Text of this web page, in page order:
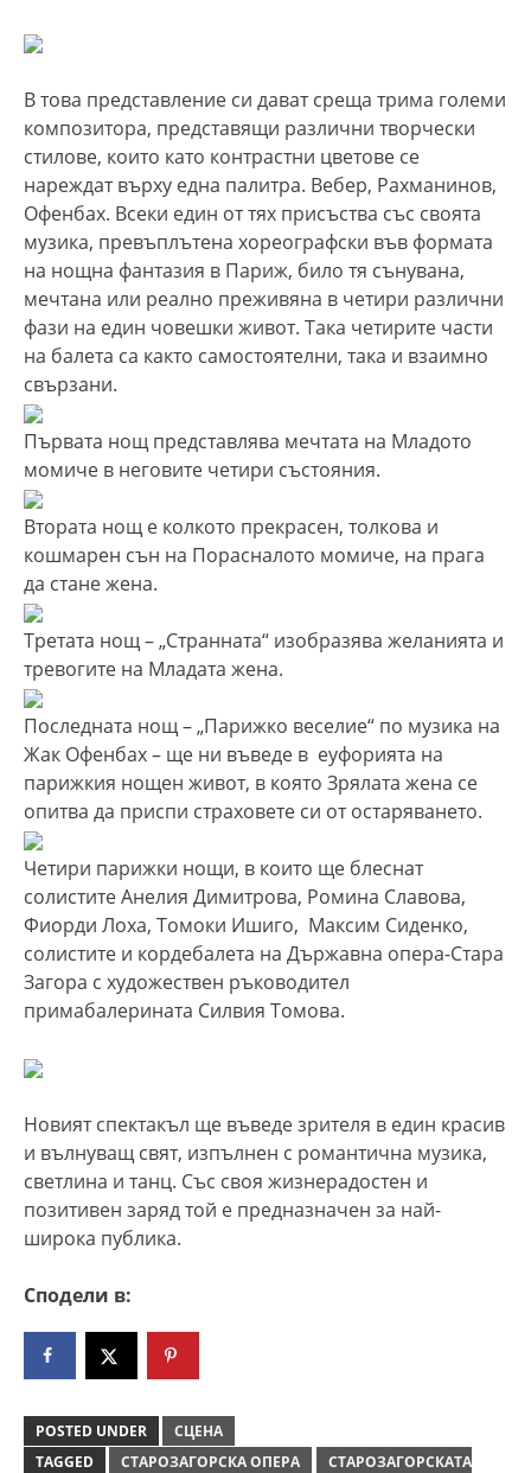
В това представление си дават среща трима големи
композитора, представящи различни творчески
стилове, които като контрастни цветове се
нареждат върху една палитра. Вебер, Рахманинов,
Офенбах. Всеки един от тях присъства със своята
музика, превъплътена хореографски във формата
на нощна фантазия в Париж, било тя сънувана,
мечтана или реално преживяна в четири различни
фази на един човешки живот. Така четирите части
на балета са както самостоятелни, така и взаимно
свързани.
Първата нощ представлява мечтата на Младото
момиче в неговите четири състояния.
Втората нощ е колкото прекрасен, толкова и
кошмарен сън на Порасналото момиче, на прага
да стане жена.
Третата нощ – „Странната“ изобразява желанията и
тревогите на Младата жена.
Последната нощ – „Парижко веселие“ по музика на
Жак Офенбах – ще ни въведе в еуфорията на
парижкия нощен живот, в която Зрялата жена се
опитва да приспи страховете си от остаряването.
Четири парижки нощи, в които ще блеснат
солистите Анелия Димитрова, Ромина Славова,
Фиорди Лоха, Томоки Ишиго, Максим Сиденко,
солистите и кордебалета на Държавна опера-Стара
Загора с художествен ръководител
примабалерината Силвия Томова.
Новият спектакъл ще въведе зрителя в един красив
и вълнуващ свят, изпълнен с романтична музика,
светлина и танц. Със своя жизнерадостен и
позитивен заряд той е предназначен за най-
широка публика.
Сподели в:
POSTED UNDER
СЦЕНА
TAGGED
СТАРОЗАГОРСКА ОПЕРА
СТАРОЗАГОРСКАТА